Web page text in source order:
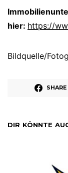
hier: https://
Bildquelle/
SHARE
DIR KÖNNTE